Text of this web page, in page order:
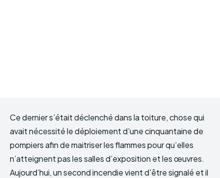
Ce dernier s’était déclenché dans la toiture, chose qui
avait nécessité le déploiement d’une cinquantaine de
pompiers afin de maitriser les flammes pour qu’elles
n’atteignent pas les salles d’exposition et les œuvres.
Aujourd’hui, un second incendie vient d’être signalé et il